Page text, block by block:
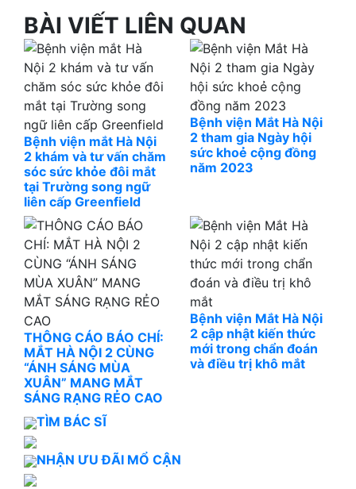
BÀI VIẾT LIÊN QUAN
Bệnh viện mắt Hà Nội
2 khám và tư vấn chăm
sóc sức khỏe đôi mắt
tại Trường song ngữ
liên cấp Greenfield
Bệnh viện Mắt Hà Nội
2 tham gia Ngày hội
sức khoẻ cộng đồng
năm 2023
THÔNG CÁO BÁO CHÍ:
MẮT HÀ NỘI 2 CÙNG
“ÁNH SÁNG MÙA
XUÂN” MANG MẮT
SÁNG RẠNG RẺO CAO
Bệnh viện Mắt Hà Nội
2 cập nhật kiến thức
mới trong chẩn đoán
và điều trị khô mắt
TÌM BÁC SĨ
NHẬN ƯU ĐÃI MỔ CẬN